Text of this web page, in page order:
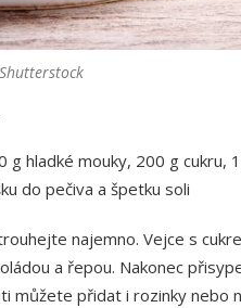
hladké mouky, 200 g cukru,
do pečiva a špetku soli
najemno. Vejce s
a řepou. Nakonec
můžete přidat i rozinky nebo